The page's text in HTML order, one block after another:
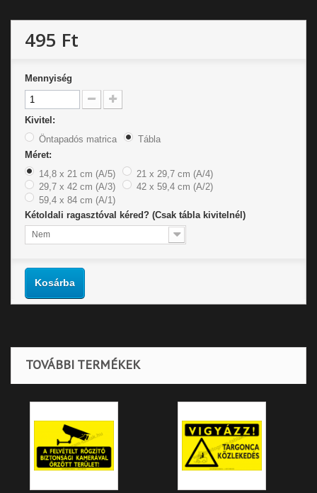
495 Ft
Mennyiség
Kivitel:
Öntapadós matrica
Tábla
Méret:
14,8 x 21 cm (A/5)
21 x 29,7 cm (A/4)
29,7 x 42 cm (A/3)
42 x 59,4 cm (A/2)
59,4 x 84 cm (A/1)
Kétoldali ragasztóval kéred? (Csak tábla kivitelnél)
Nem
Kosárba
TOVÁBBI TERMÉKEK